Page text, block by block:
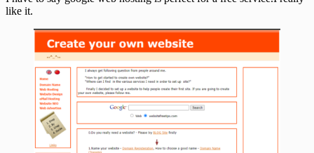
like it.